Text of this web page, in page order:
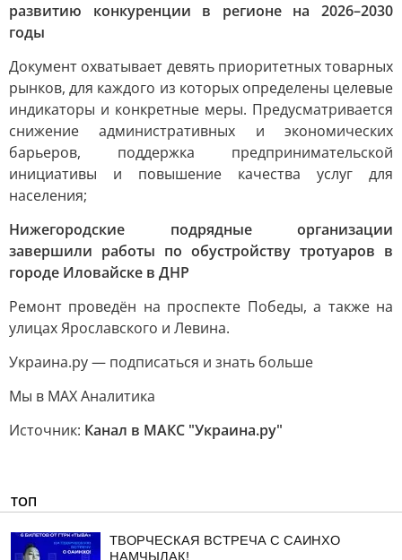
развитию конкуренции в регионе на 2026–2030
годы
Документ охватывает девять приоритетных товарных
рынков, для каждого из которых определены целевые
индикаторы и конкретные меры. Предусматривается
снижение административных и экономических
барьеров, поддержка предпринимательской
инициативы и повышение качества услуг для
населения;
Нижегородские подрядные организации
завершили работы по обустройству тротуаров в
городе Иловайске в ДНР
Ремонт проведён на проспекте Победы, а также на
улицах Ярославского и Левина.
Украина.ру — подписаться и знать больше
Мы в MAX Аналитика
Источник: Канал в МАКС "Украина.ру"
ТОП
ТВОРЧЕСКАЯ ВСТРЕЧА С САИНХО
НАМЧЫЛАК!